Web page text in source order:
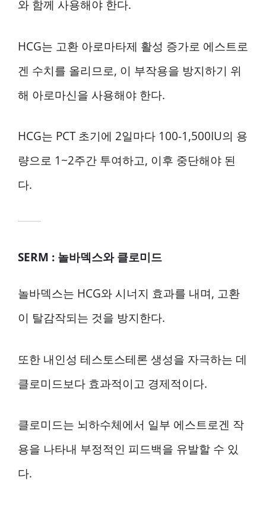
와 함께 사용해야 한다.
HCG는 고환 아로마타제 활성 증가로 에스트로
겐 수치를 올리므로, 이 부작용을 방지하기 위
해 아로마신을 사용해야 한다.
HCG는 PCT 초기에 2일마다 100-1,500IU의 용
량으로 1~2주간 투여하고, 이후 중단해야 된
다.
SERM : 놀바덱스와 클로미드
놀바덱스는 HCG와 시너지 효과를 내며, 고환
이 탈감작되는 것을 방지한다.
또한 내인성 테스토스테론 생성을 자극하는 데
클로미드보다 효과적이고 경제적이다.
클로미드는 뇌하수체에서 일부 에스트로겐 작
용을 나타내 부정적인 피드백을 유발할 수 있
다.